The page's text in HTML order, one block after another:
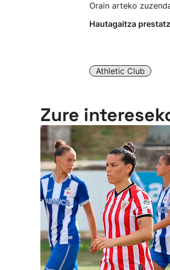
Orain arteko
Hautagaitza
Athletic Club
Zure